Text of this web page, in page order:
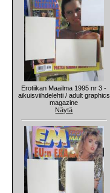
Erotiikan Maailma 1995 nr 3 -
aikuisviihdelehti / adult graphics
magazine
Näytä